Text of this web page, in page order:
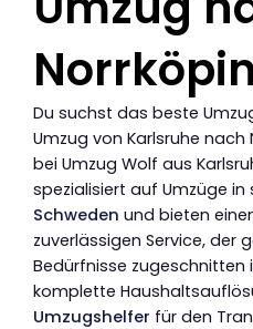
Du suchst das beste
Umzug von Karlsruhe
bei Umzug Wolf aus
spezialisiert auf Umzüge
Schweden und bieten
zuverlässigen Service, der
Bedürfnisse zugeschnitten
komplette
Umzugshelfer für den